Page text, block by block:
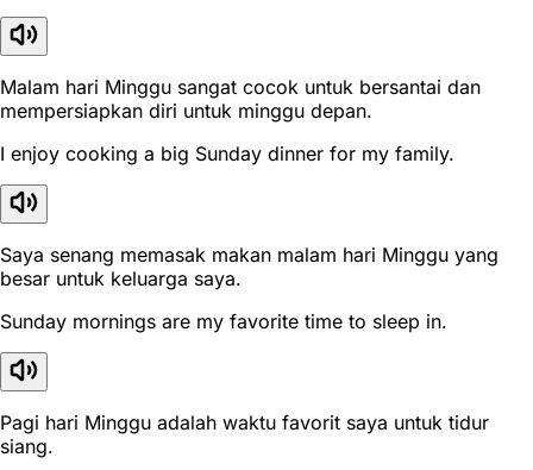
Malam hari Minggu sangat cocok untuk bersantai dan
mempersiapkan diri untuk minggu depan.
I enjoy cooking a big Sunday dinner for my family.
Saya senang memasak makan malam hari Minggu yang
besar untuk keluarga saya.
Sunday mornings are my favorite time to sleep in.
Pagi hari Minggu adalah waktu favorit saya untuk tidur
siang.